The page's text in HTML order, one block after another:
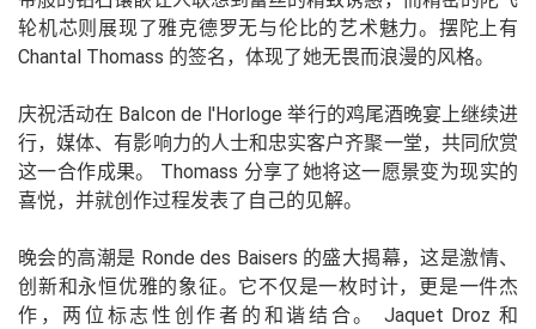
轮机芯则展现了雅克德罗无与伦比的艺术魅力。摆陀上有
Chantal Thomass 的签名，体现了她无畏而浪漫的风格。
庆祝活动在 Balcon de l'Horloge 举行的鸡尾酒晚宴上继续进
行，媒体、有影响力的人士和忠实客户齐聚一堂，共同欣赏
这一合作成果。 Thomass 分享了她将这一愿景变为现实的
喜悦，并就创作过程发表了自己的见解。
晚会的高潮是 Ronde des Baisers 的盛大揭幕，这是激情、
创新和永恒优雅的象征。它不仅是一枚时计，更是一件杰
作，两位标志性创作者的和谐结合。 Jaquet Droz 和